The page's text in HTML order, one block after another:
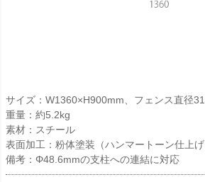
サイズ：W1360×H900mm、フェンス直径
重量：約5.2kg
素材：スチール
表面加工：粉体塗装（ハンマートーン仕上げ
備考：Φ48.6mmの支柱への連結に対応